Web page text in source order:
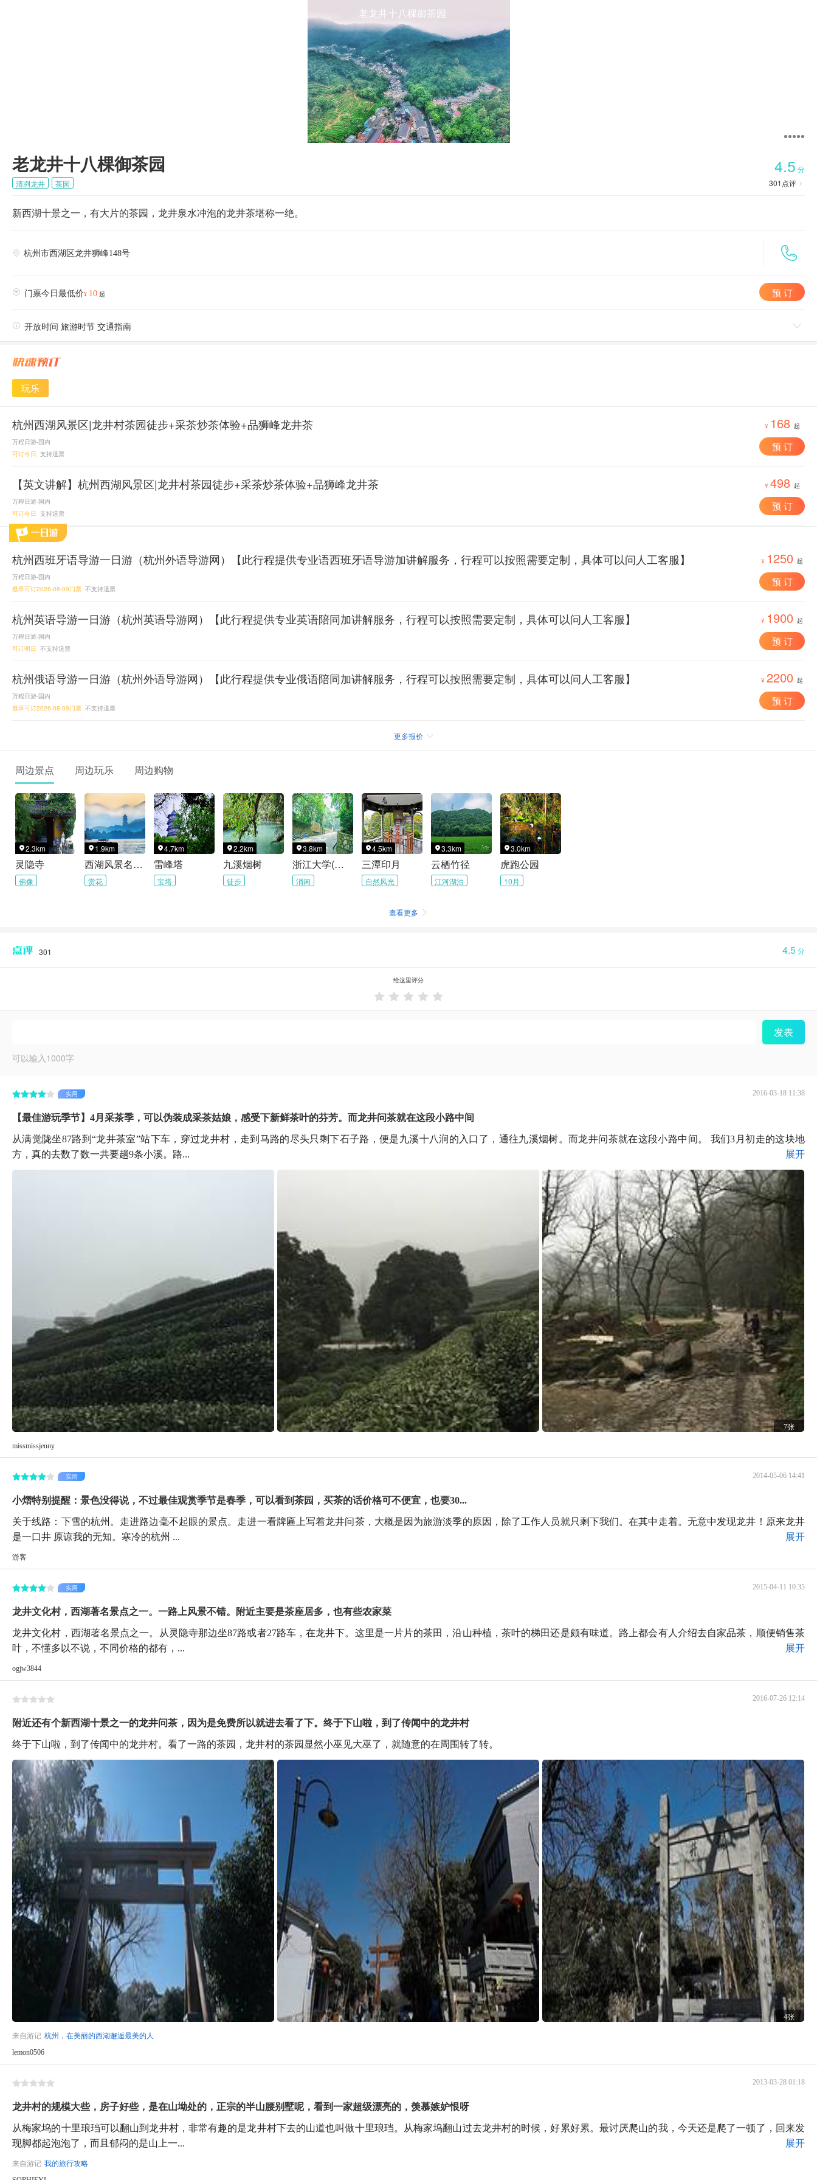
老龙井十八棵御茶园
老龙井十八棵御茶园 4.5 分
301 点评 
清冽龙井 茶园
新西湖十景之一，有大片的茶园，龙井泉水冲泡的龙井茶堪称一绝。

 杭州市西湖区龙井狮峰148号
 门票今日最低价¥ 10 起 预 订
 开放时间 旅游时节 交通指南 
玩乐
杭州西湖风景区|龙井村茶园徒步+采茶炒茶体验+品狮峰龙井茶
万程日游-国内
可订今日 支持退票
¥ 168 起
预 订
【英文讲解】杭州西湖风景区|龙井村茶园徒步+采茶炒茶体验+品狮峰龙井茶
万程日游-国内
可订今日 支持退票
¥ 498 起
预 订
杭州西班牙语导游一日游（杭州外语导游网）【此行程提供专业语西班牙语导游加讲解服务，行程可以按照需要定制，具体可以问人工客服】
万程日游-国内
最早可订2026-08-09门票 不支持退票
¥ 1250 起
预 订
杭州英语导游一日游（杭州英语导游网）【此行程提供专业英语陪同加讲解服务，行程可以按照需要定制，具体可以问人工客服】
万程日游-国内
可订明日 不支持退票
¥ 1900 起
预 订
杭州俄语导游一日游（杭州外语导游网）【此行程提供专业俄语陪同加讲解服务，行程可以按照需要定制，具体可以问人工客服】
万程日游-国内
最早可订2026-08-09门票 不支持退票
¥ 2200 起
预 订
更多报价 
周边景点 周边玩乐 周边购物
2.3km
灵隐寺
佛像
 1.9km
西湖风景名胜区
赏花
4.7km
雷峰塔
宝塔
2.2km
九溪烟树
徒步
3.8km
浙江大学(之江校区)
消闲
4.5km
三潭印月
自然风光
3.3km
云栖竹径
江河湖泊
3.0km
虎跑公园
10月
查看更多 
301 4.5分
给这里评分
    
发表
可以输入1000字
2016-03-18 11:38
实用
【最佳游玩季节】4月采茶季，可以伪装成采茶姑娘，感受下新鲜茶叶的芬芳。而龙井问茶就在这段小路中间
从满觉陇坐87路到“龙井茶室”站下车，穿过龙井村，走到马路的尽头只剩下石子路，便是九溪十八涧的入口了，通往九溪烟树。而龙井问茶就在这段小路中间。 我们3月初走的这块地
方，真的去数了数一共要趟9条小溪。路...
展开
7张
missmissjenny
2014-05-06 14:41
实用
小熠特别提醒：景色没得说，不过最佳观赏季节是春季，可以看到茶园，买茶的话价格可不便宜，也要30...
关于线路：下雪的杭州。走进路边毫不起眼的景点。走进一看牌匾上写着龙井问茶，大概是因为旅游淡季的原因，除了工作人员就只剩下我们。在其中走着。无意中发现龙井！原来龙井
是一口井 原谅我的无知。寒冷的杭州 ...
展开
游客
2015-04-11 10:35
实用
龙井文化村，西湖著名景点之一。一路上风景不错。附近主要是茶座居多，也有些农家菜
龙井文化村，西湖著名景点之一。从灵隐寺那边坐87路或者27路车，在龙井下。这里是一片片的茶田，沿山种植，茶叶的梯田还是颇有味道。路上都会有人介绍去自家品茶，顺便销售茶
叶，不懂多以不说，不同价格的都有，...
展开
ogjw3844
2016-07-26 12:14
附近还有个新西湖十景之一的龙井问茶，因为是免费所以就进去看了下。终于下山啦，到了传闻中的龙井村
终于下山啦，到了传闻中的龙井村。看了一路的茶园，龙井村的茶园显然小巫见大巫了，就随意的在周围转了转。
4张
来自游记 杭州，在美丽的西湖邂逅最美的人
lemon0506
2013-03-28 01:18
龙井村的规模大些，房子好些，是在山坳处的，正宗的半山腰别墅呢，看到一家超级漂亮的，羡慕嫉妒恨呀
从梅家坞的十里琅珰可以翻山到龙井村，非常有趣的是龙井村下去的山道也叫做十里琅珰。从梅家坞翻山过去龙井村的时候，好累好累。最讨厌爬山的我，今天还是爬了一顿了，回来发
现脚都起泡泡了，而且郁闷的是山上一...
展开
来自游记 我的旅行攻略